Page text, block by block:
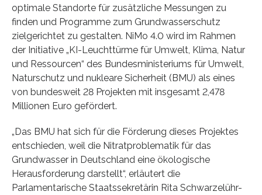
optimale Standorte für zusätzliche Messungen zu
finden und Programme zum Grundwasserschutz
zielgerichtet zu gestalten. NiMo 4.0 wird im Rahmen
der Initiative „KI-Leuchttürme für Umwelt, Klima, Natur
und Ressourcen“ des Bundesministeriums für Umwelt,
Naturschutz und nukleare Sicherheit (BMU) als eines
von bundesweit 28 Projekten mit insgesamt 2,478
Millionen Euro gefördert.
„Das BMU hat sich für die Förderung dieses Projektes
entschieden, weil die Nitratproblematik für das
Grundwasser in Deutschland eine ökologische
Herausforderung darstellt“, erläutert die
Parlamentarische Staatssekretärin Rita Schwarzelühr-